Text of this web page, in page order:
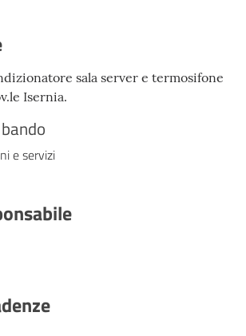
sala server e termosifone
Isernia.
e servizi